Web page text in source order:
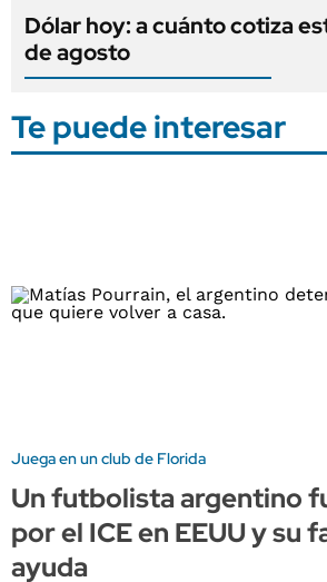
Dólar hoy: a cuánto cotiza
de agosto
Te puede interesar
Juega en un club de Florida
Un futbolista argentino
por el ICE en EEUU y su
ayuda